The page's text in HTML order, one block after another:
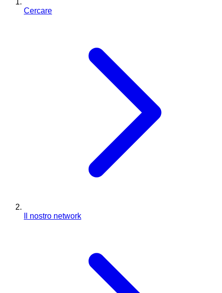
Cercare
Il nostro network